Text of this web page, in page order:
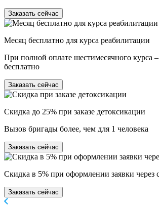
Заказать сейчас
Месяц бесплатно для курса реабилитации
При полной оплате шестимесячного курса
бесплатно
Заказать сейчас
Скидка до 25% при заказе детоксикации
Вызов бригады более, чем для 1 человека
Заказать сейчас
Скидка в 5% при оформлении заявки через
Заказать сейчас